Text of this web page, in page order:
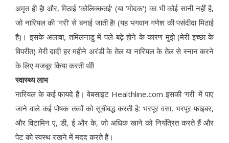
अमृत ही है! और, मिठाई ‘कोलिक्कतई' (या ‘मोदक') का भी कोई सानी नहीं है,
जो नारियल की ‘गरी' से बनाई जाती है! (यह भगवान गणेश की पसंदीदा मिठाई
है)। इसके अलावा, तमिलनाडु में पले-बढ़े होने के कारण मुझे (मेरी इच्छा के
विपरीत) मेरी दादी हर महीने अरंडी के तेल या नारियल के तेल से स्नान करने
के लिए मजबूर किया करती थीं!
स्वास्थ्य लाभ
नारियल के कई फायदे हैं। वेबसाइट Healthline.com इसकी ‘गरी' में पाए
जाने वाले कई पोषक तत्वों को सूचीबद्ध करती है: भरपूर वसा, भरपूर फाइबर,
और विटामिन ए, डी, ई और के, जो अधिक खाने को नियंत्रित करते हैं और
पेट को स्वस्थ रखने में मदद करते हैं।